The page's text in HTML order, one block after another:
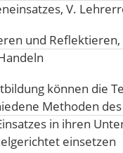
, V.
und Reflektieren,
können die
Methoden
in ihren
einsetzen